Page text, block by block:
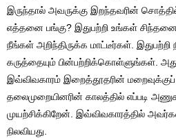
இருந்தால் அவருக்கு இறந்தவரின்
எத்தனை பங்கு? இதுபற்றி உங்கள்
நீங்கள் அறிந்திருக்க மாட்டீர்கள்.
கருத்தையும் பின்பற்றிக்கொள்ளுங்கள்.
இவ்விவகாரம் இறைத்தூதரின் மறைவுக்குப்
தலைமுறையினரின் காலத்தில் எப்படி
முயற்சிக்கிறேன். இவ்விவகாரத்தில்
நிலவியது.